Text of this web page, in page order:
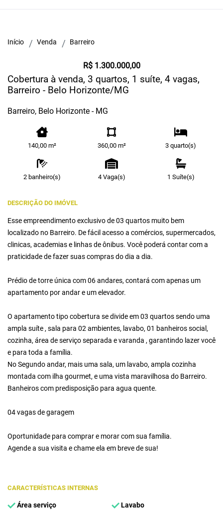
Início Venda Barreiro
R$ 1.300.000,00
Cobertura à venda, 3 quartos, 1 suíte, 4 vagas,
Barreiro - Belo Horizonte/MG
Barreiro, Belo Horizonte - MG
140,00 m² 360,00 m² 3 quarto(s)
2 banheiro(s) 4 Vaga(s) 1 Suíte(s)
DESCRIÇÃO DO IMÓVEL
Esse empreendimento exclusivo de 03 quartos muito bem
localizado no Barreiro. De fácil acesso a comércios, supermercados,
clinicas, academias e linhas de ônibus. Você poderá contar com a
praticidade de fazer suas compras do dia a dia.
Prédio de torre única com 06 andares, contará com apenas um
apartamento por andar e um elevador.
O apartamento tipo cobertura se divide em 03 quartos sendo uma
ampla suíte , sala para 02 ambientes, lavabo, 01 banheiros social,
cozinha, área de serviço separada e varanda , garantindo lazer você
e para toda a família.
No Segundo andar, mais uma sala, um lavabo, ampla cozinha
montada com ilha gourmet, e uma vista maravilhosa do Barreiro.
Banheiros com predisposição para agua quente.
04 vagas de garagem
Oportunidade para comprar e morar com sua família.
Agende a sua visita e chame ela em breve de sua!
CARACTERÍSTICAS INTERNAS
Área serviço Lavabo